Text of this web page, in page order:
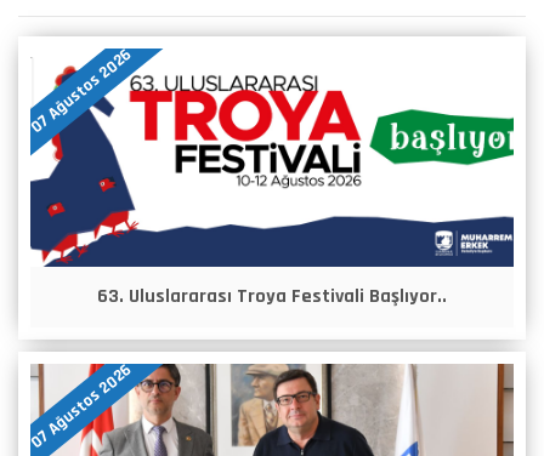
07 Ağustos 2026
63. Uluslararası Troya Festivali Başlıyor..
07 Ağustos 2026